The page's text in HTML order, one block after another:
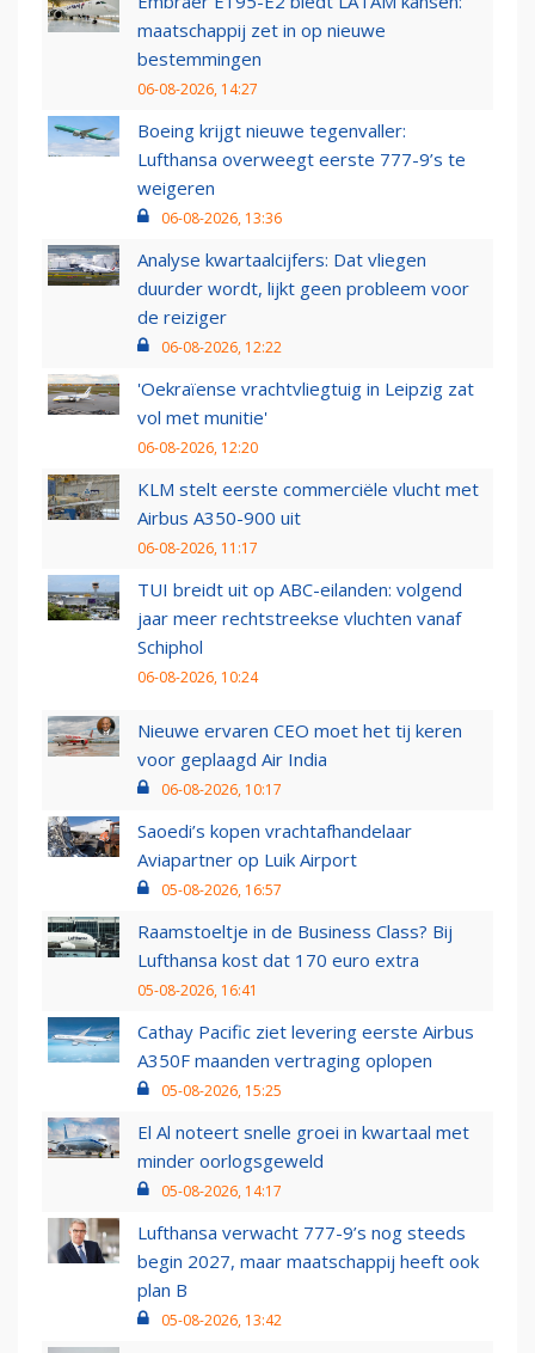
maatschappij zet in op nieuwe
bestemmingen
06-08-2026, 14:27
Boeing krijgt nieuwe tegenvaller:
Lufthansa overweegt eerste 777-9’s te
weigeren
06-08-2026, 13:36
Analyse kwartaalcijfers: Dat vliegen
duurder wordt, lijkt geen probleem voor
de reiziger
06-08-2026, 12:22
'Oekraïense vrachtvliegtuig in Leipzig zat
vol met munitie'
06-08-2026, 12:20
KLM stelt eerste commerciële vlucht met
Airbus A350-900 uit
06-08-2026, 11:17
TUI breidt uit op ABC-eilanden: volgend
jaar meer rechtstreekse vluchten vanaf
Schiphol
06-08-2026, 10:24
Nieuwe ervaren CEO moet het tij keren
voor geplaagd Air India
06-08-2026, 10:17
Saoedi’s kopen vrachtafhandelaar
Aviapartner op Luik Airport
05-08-2026, 16:57
Raamstoeltje in de Business Class? Bij
Lufthansa kost dat 170 euro extra
05-08-2026, 16:41
Cathay Pacific ziet levering eerste Airbus
A350F maanden vertraging oplopen
05-08-2026, 15:25
El Al noteert snelle groei in kwartaal met
minder oorlogsgeweld
05-08-2026, 14:17
Lufthansa verwacht 777-9’s nog steeds
begin 2027, maar maatschappij heeft ook
plan B
05-08-2026, 13:42